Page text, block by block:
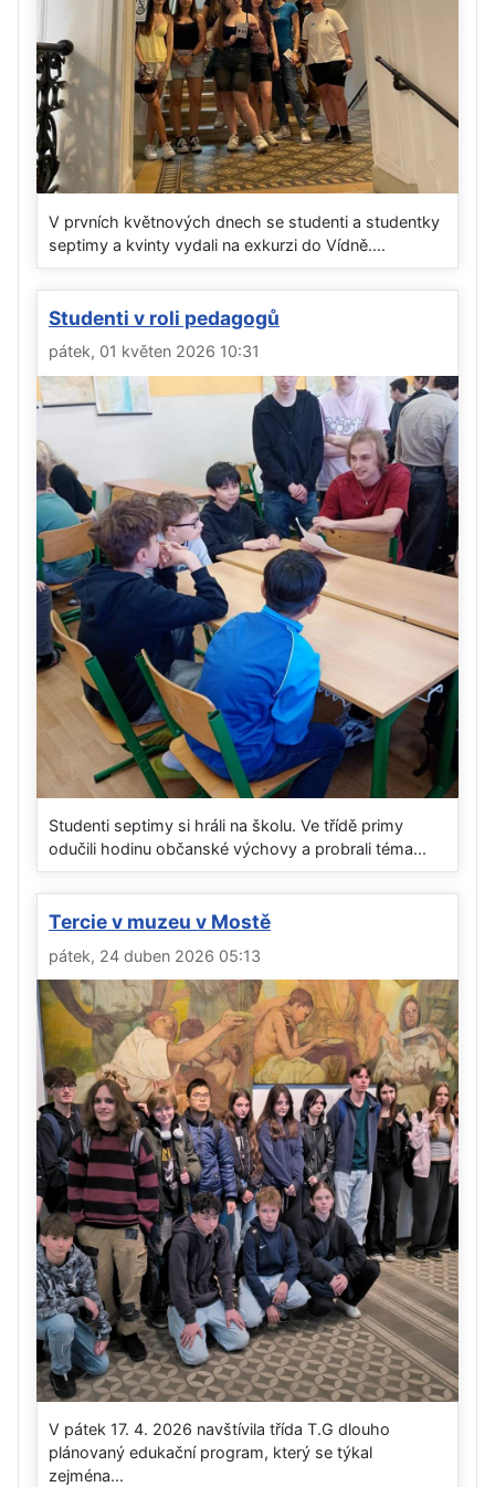
V prvních květnových dnech se studenti a studentky
septimy a kvinty vydali na exkurzi do Vídně....
Studenti v roli pedagogů
pátek, 01 květen 2026 10:31
Studenti septimy si hráli na školu. Ve třídě primy
odučili hodinu občanské výchovy a probrali téma...
Tercie v muzeu v Mostě
pátek, 24 duben 2026 05:13
V pátek 17. 4. 2026 navštívila třída T.G dlouho
plánovaný edukační program, který se týkal
zejména...